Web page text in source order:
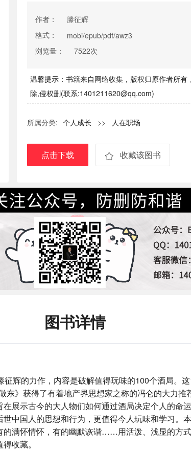
作者：
滕征辉
格式：
mobi/epub/pdf/awz3
浏览量：
7522次
温馨提示：书籍来自网络收集，版权归原作者所
除,侵权删(联系:1401211620@qq.com)
所属分类: 个人成长 >> 人在职场
点击下载 收藏该图书
图书详情
征辉的力作，内容是破解值得玩味的100个酒局。
》获得了有着地产界思想家之称的冯仑的大力推
展示古今的大人物们如何通过酒局决定个人的命
中国人的思想和行为，更值得今人玩味和学习。
的满怀情怀，有的幽默诙谐……用活泼、浅显的方
收藏。